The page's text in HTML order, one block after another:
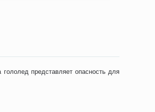
представляет опасность для